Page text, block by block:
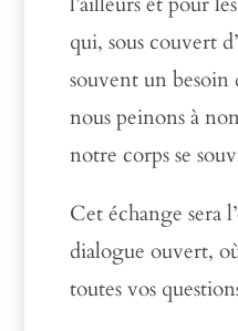
qui, sous couvert
souvent un besoin
nous peinons à
notre corps se
Cet échange sera
dialogue ouvert,
toutes vos